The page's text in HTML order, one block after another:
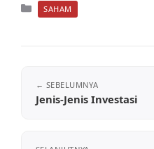
Kategori
SAHAM
Jenis-Jenis Investasi